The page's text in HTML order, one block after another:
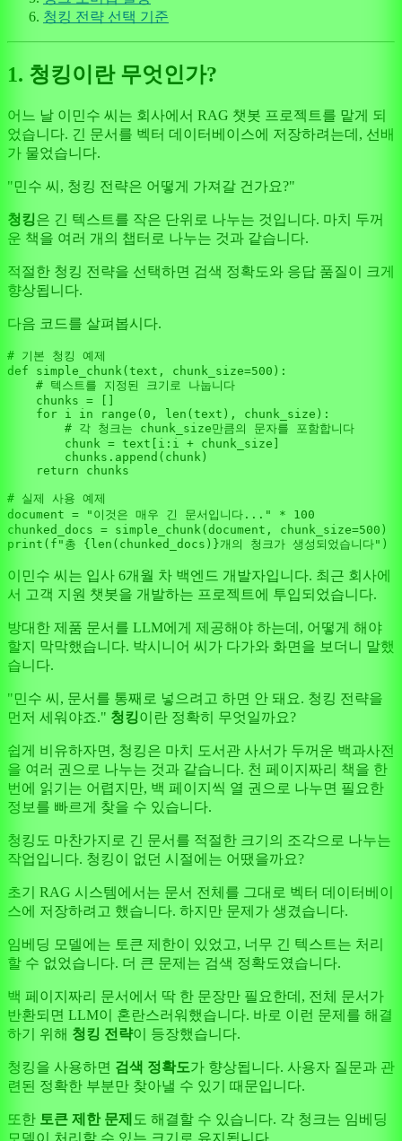
청킹 전략 선택 기준
1. 청킹이란 무엇인가?
어느 날 이민수 씨는 회사에서 RAG 챗봇 프로젝트를 맡게 되
었습니다. 긴 문서를 벡터 데이터베이스에 저장하려는데, 선배
가 물었습니다.
"민수 씨, 청킹 전략은 어떻게 가져갈 건가요?"
청킹은 긴 텍스트를 작은 단위로 나누는 것입니다. 마치 두꺼
운 책을 여러 개의 챕터로 나누는 것과 같습니다.
적절한 청킹 전략을 선택하면 검색 정확도와 응답 품질이 크게
향상됩니다.
다음 코드를 살펴봅시다.
# 기본 청킹 예제
def
simple_chunk( text, chunk_size=500 ):
# 텍스트를 지정된 크기로 나눕니다
    chunks = []
for i in range ( 0 , len (text), chunk_size):
# 각 청크는 chunk_size만큼의 문자를 포함합니다
        chunk = text[i:i + chunk_size]
        chunks.append(chunk)
return chunks
# 실제 사용 예제
document =
"이것은 매우 긴 문서입니다..." * 100
chunked_docs = simple_chunk(document, chunk_size=500
print ( f"총 { len (chunked_docs)}개의 청크가 생성되었습니다"
이민수 씨는 입사 6개월 차 백엔드 개발자입니다. 최근 회사에
서 고객 지원 챗봇을 개발하는 프로젝트에 투입되었습니다.
방대한 제품 문서를 LLM에게 제공해야 하는데, 어떻게 해야
할지 막막했습니다. 박시니어 씨가 다가와 화면을 보더니 말했
습니다.
"민수 씨, 문서를 통째로 넣으려고 하면 안 돼요. 청킹 전략을
먼저 세워야죠." 청킹이란 정확히 무엇일까요?
쉽게 비유하자면, 청킹은 마치 도서관 사서가 두꺼운 백과사전
을 여러 권으로 나누는 것과 같습니다. 천 페이지짜리 책을 한
번에 읽기는 어렵지만, 백 페이지씩 열 권으로 나누면 필요한
정보를 빠르게 찾을 수 있습니다.
청킹도 마찬가지로 긴 문서를 적절한 크기의 조각으로 나누는
작업입니다. 청킹이 없던 시절에는 어땠을까요?
초기 RAG 시스템에서는 문서 전체를 그대로 벡터 데이터베이
스에 저장하려고 했습니다. 하지만 문제가 생겼습니다.
임베딩 모델에는 토큰 제한이 있었고, 너무 긴 텍스트는 처리
할 수 없었습니다. 더 큰 문제는 검색 정확도였습니다.
백 페이지짜리 문서에서 딱 한 문장만 필요한데, 전체 문서가
반환되면 LLM이 혼란스러워했습니다. 바로 이런 문제를 해결
하기 위해 청킹 전략이 등장했습니다.
청킹을 사용하면 검색 정확도가 향상됩니다. 사용자 질문과 관
련된 정확한 부분만 찾아낼 수 있기 때문입니다.
또한 토큰 제한 문제 도 해결할 수 있습니다. 각 청크는 임베딩